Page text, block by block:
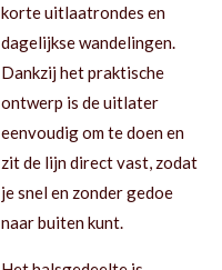
korte uitlaatrondes en
dagelijkse wandelingen.
Dankzij het praktische
ontwerp is de uitlater
eenvoudig om te doen en
zit de lijn direct vast, zodat
je snel en zonder gedoe
naar buiten kunt.